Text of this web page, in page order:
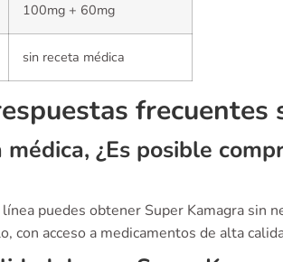
100mg + 60mg
sin receta médica
frecuentes
¿Es posible
puedes obtener Super Kamagra sin
con acceso a medicamentos de alta